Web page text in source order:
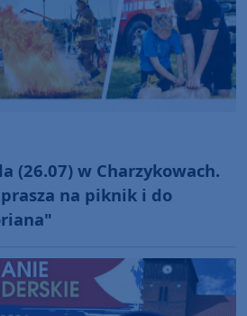
(26.07) w Charzykowach.
na piknik i do